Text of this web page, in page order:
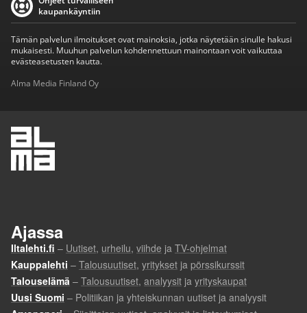
kaupankäyntiin
Tämän palvelun ilmoitukset ovat mainoksia, jotka näytetään sinulle hakusi
mukaisesti. Muuhun palvelun kohdennettuun mainontaan voit vaikuttaa
evästeasetusten kautta.
Alma Media Finland Oy